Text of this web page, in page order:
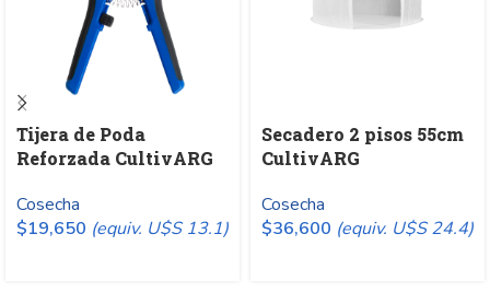
Tijera de Poda
Reforzada CultivARG
Cosecha
$19,650 (equiv. U$S 13.1)
Secadero 2 pisos 55cm
CultivARG
Cosecha
$36,600 (equiv. U$S 24.4)